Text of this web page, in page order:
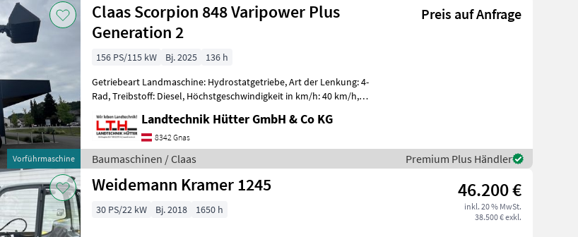
Vorführmaschine
Claas Scorpion 848 Varipower Plus
Generation 2
Preis auf Anfrage
156 PS/115 kW Bj. 2025
136 h
Getriebeart Landmaschine: Hydrostatgetriebe, Art der Lenkung: 4-
Rad, Treibstoff: Diesel, Höchstgeschwindigkeit in km/h: 40 km/h,
Landtechnik Hütter GmbH & Co KG
8342 Gnas
Baumaschinen / Claas Premium Plus Händler
Weidemann Kramer 1245 46.200 €
inkl. 20 % MwSt.
38.500 € exkl.
30 PS/22 kW Bj. 2018 1650 h